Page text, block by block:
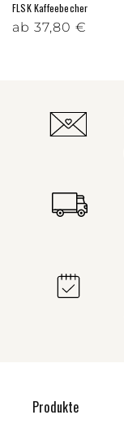
FLSK Kaffeebecher
Normaler Preis
ab 37,80 €
Produkte